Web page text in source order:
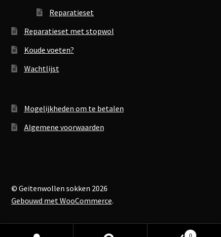
Reparatieset
Reparatieset met stopwol
Koude voeten?
Wachtlijst
Mogelijkheden om te betalen
Algemene voorwaarden
© Geitenwollen sokken 2026
Gebouwd met WooCommerce.
0